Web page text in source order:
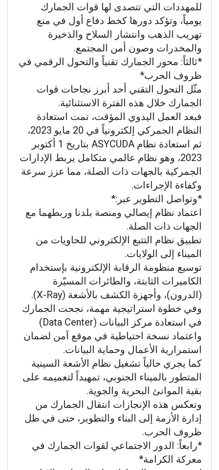
للمهددات التي تتصدى لها قوات الجمارك
يومياً، وتؤكد دورها كخط دفاع أول في منع
تهريب الذهب وانتشار السلاح والذخيرة
والمخدرات وصون أمن المجتمع.
*ثالثاً: محور الجمارك تقنياً والتحول الرقمي في
ظروف الحرب*
مثّل التحول التقني أحد أبرز نجاحات قوات
الجمارك خلال هذه الفترة الاستثنائية.
فبعد العمل اليدوي المؤقت، تمت استعادة
النظام الجمركي إلكترونياً في 20 مايو 2023،
ثم استعادة نظام ASYCUDA بتاريخ 1 أكتوبر
2023، وهو نظام عالمي متكامل يربط الإدارات
الجمركية بالجهات ذات الصلة، مما عزز سرعة
وكفاءة الإجراءات.
*وتواصل التطوير عبر:*
اعتماد نظام إيصالي ومنصة بلدنا وربطهما مع
الجهات ذات الصلة.
تطبيق نظام التتبع الإلكتروني للحاويات من
الميناء إلى الولايات.
توسيع منظومة الرقابة الإلكترونية بإستخدام
الكاميرات الثابتة، والطائرات المسيّرة
(الدرون)، وأجهزة الكشف بالأشعة (X-Ray).
وفي خطوة استراتيجية مهمة، نجحت الجمارك
في استعادة مركز البيانات (Data Center)
واعتماد نسخة احتياطية في موقع آمن لضمان
استمرارية الأعمال وحماية البيانات.
كما يجري حالياً تشغيل نظام الأشعة السينية
المتطور بالميناء الجنوبي، تمهيداً لتعميمه على
بقية الموانئ البحرية والجوية.
وتعكس هذه الإنجازات انتقال الجمارك من
إدارة الأزمة إلى البناء والتطوير، حتى في ظل
ظروف الحرب.
*رابعاً: الدور الاجتماعي لقوات الجمارك في
معركة الكرامة*